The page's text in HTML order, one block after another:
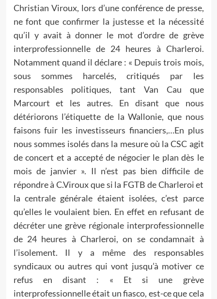
Christian Viroux, lors d’une conférence de presse,
ne font que confirmer la justesse et la nécessité
qu’il y avait à donner le mot d’ordre de grève
interprofessionnelle de 24 heures à Charleroi.
Notamment quand il déclare : « Depuis trois mois,
sous sommes harcelés, critiqués par les
responsables politiques, tant Van Cau que
Marcourt et les autres. En disant que nous
détériorons l’étiquette de la Wallonie, que nous
faisons fuir les investisseurs financiers,…En plus
nous sommes isolés dans la mesure où la CSC agit
de concert et a accepté de négocier le plan dès le
mois de janvier ». Il n’est pas bien difficile de
répondre à C.Viroux que si la FGTB de Charleroi et
la centrale générale étaient isolées, c’est parce
qu’elles le voulaient bien. En effet en refusant de
décréter une grève régionale interprofessionnelle
de 24 heures à Charleroi, on se condamnait à
l’isolement. Il y a même des responsables
syndicaux ou autres qui vont jusqu’à motiver ce
refus en disant : « Et si une grève
interprofessionnelle était un fiasco, est-ce que cela